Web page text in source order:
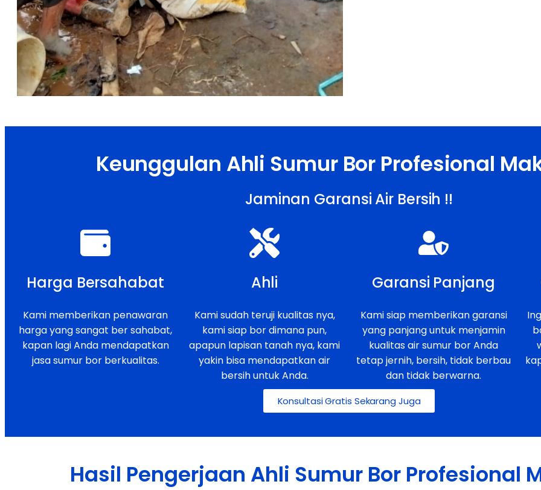
Keunggulan Ahli Sumur Bor Profesional
Jaminan Garansi Air Bersih !!
Harga Bersahabat
Kami memberikan penawaran
harga yang sangat ber sahabat,
kapan lagi Anda mendapatkan
jasa sumur bor berkualitas.
Ahli
Kami sudah teruji kualitas nya,
kami siap bor dimana pun,
apapun lapisan tanah nya, kami
yakin bisa mendapatkan air
bersih untuk Anda.
Garansi Panjang
Kami siap memberikan garansi
yang panjang untuk menjamin
kualitas air sumur bor Anda
tetap jernih, bersih, tidak berbau
dan tidak berwarna.
Konsultasi Gratis Sekarang Juga
Hasil Pengerjaan Ahli Sumur Bor Profesional